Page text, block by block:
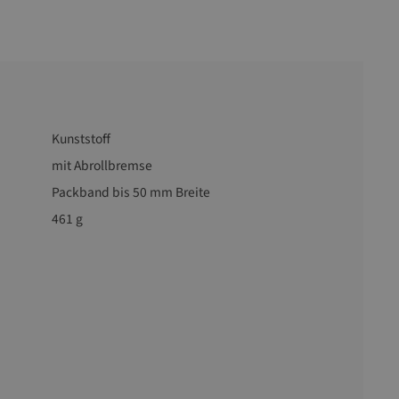
Kunststoff
mit Abrollbremse
Packband bis 50 mm Breite
461 g